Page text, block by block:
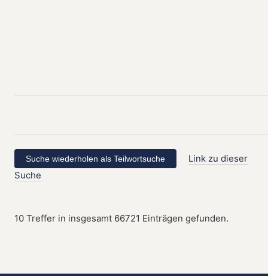
Link zu dieser
Suche
10 Treffer in insgesamt 66721 Einträgen gefunden.